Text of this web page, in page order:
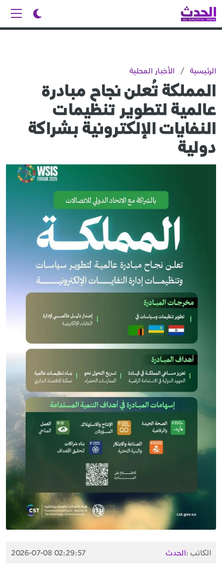
الرئيسية / الأخبار المحلية
المملكة تُعلن نجاح مبادرة
عالمية لتطوير تنظيمات
النفايات الإلكترونية بشراكة
دولية
الكاتب :الحدث 2026-07-08 02:29:57